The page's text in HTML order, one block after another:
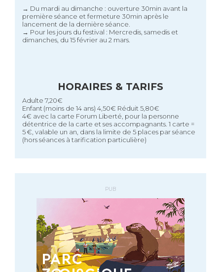
→ Du mardi au dimanche : ouverture 30min avant la
première séance et fermeture 30min après le
lancement de la dernière séance.
→ Pour les jours du festival : Mercredis, samedis et
dimanches, du 15 février au 2 mars.
HORAIRES & TARIFS
Adulte 7,20€
Enfant (moins de 14 ans) 4,50€ Réduit 5,80€
4€ avec la carte Forum Liberté, pour la personne
détentrice de la carte et ses accompagnants. 1 carte =
5 €, valable un an, dans la limite de 5 places par séance
(hors séances à tarification particulière)
PUB